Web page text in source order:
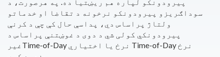
سوداګریزو پیرودونکو نرخونه د تقاضا او خدماتو
ولتاژ پراساس دي، پداسې حال کې چې د کرنې
پیرودونکي کولی شي د دوی د غوښتنې پراساس د
غیرTime-of-Day نرخ یا اختیاري Time-of-Day نرخ